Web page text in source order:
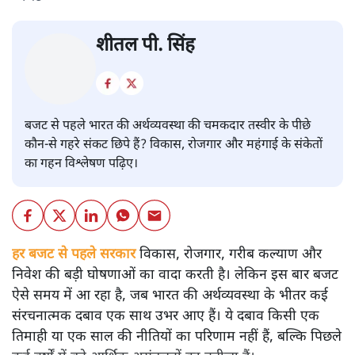
शीतल पी. सिंह
बजट से पहले भारत की अर्थव्यवस्था की चमकदार तस्वीर के पीछे
कौन-से गहरे संकट छिपे हैं? विकास, रोजगार और महंगाई के संकेतों
का गहन विश्लेषण पढ़िए।